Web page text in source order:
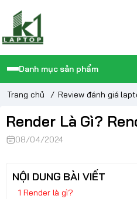
Danh mục sản phẩm
Trang chủ / Review đánh giá
Render Là Gì?
08/04/2024
NỘI DUNG BÀI VIẾT
Render là gì?